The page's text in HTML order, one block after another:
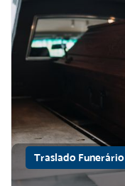
Traslado Funerário